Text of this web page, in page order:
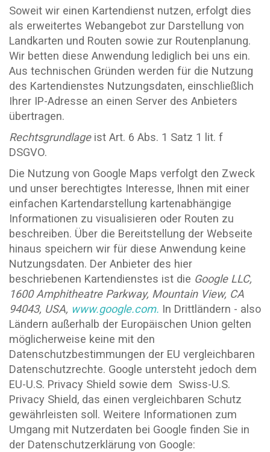
Soweit wir einen Kartendienst nutzen, erfolgt dies
als erweitertes Webangebot zur Darstellung von
Landkarten und Routen sowie zur Routenplanung.
Wir betten diese Anwendung lediglich bei uns ein.
Aus technischen Gründen werden für die Nutzung
des Kartendienstes Nutzungsdaten, einschließlich
Ihrer IP-Adresse an einen Server des Anbieters
übertragen.
Rechtsgrundlageist Art. 6 Abs. 1 Satz 1 lit. f
DSGVO.
Die Nutzung von Google Maps verfolgt den Zweck
und unser berechtigtes Interesse, Ihnen mit einer
einfachen Kartendarstellung kartenabhängige
Informationen zu visualisieren oder Routen zu
beschreiben. Über die Bereitstellung der Webseite
hinaus speichern wir für diese Anwendung keine
Nutzungsdaten. Der Anbieter des hier
beschriebenen Kartendienstes ist die Google LLC,
1600 Amphitheatre Parkway, Mountain View, CA
94043, USA, www.google.com. In Drittländern - also
Ländern außerhalb der Europäischen Union gelten
möglicherweise keine mit den
Datenschutzbestimmungen der EU vergleichbaren
Datenschutzrechte. Google untersteht jedoch dem
EU-U.S. Privacy Shield sowie dem Swiss-U.S.
Privacy Shield, das einen vergleichbaren Schutz
gewährleisten soll. Weitere Informationen zum
Umgang mit Nutzerdaten bei Google finden Sie in
der Datenschutzerklärung von Google: